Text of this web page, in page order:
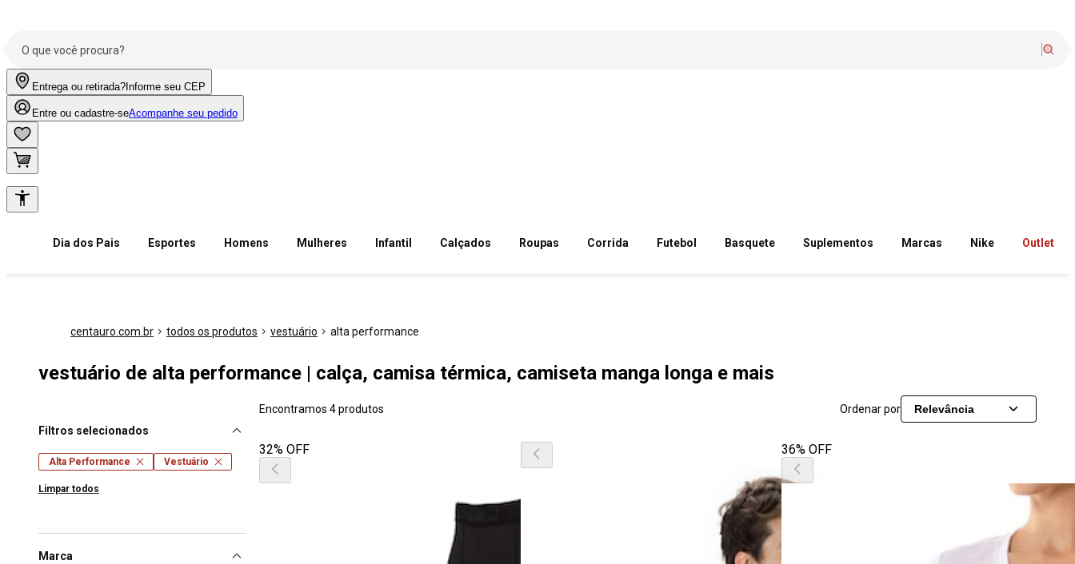
Entrega ou retirada? Informe seu CEP
Entre ou cadastre-seAcompanhe seu pedido
Dia dos Pais Esportes Homens Mulheres Infantil Calçados Roupas Corrida Futebol Basquete Suplementos Marcas Nike Outlet
centauro.com.br todos os produtos vestuário alta performance
vestuário de alta performance | calça, camisa térmica, camiseta manga longa e mais
Filtros selecionados
Alta Performance Vestuário
Limpar todos
Marca
Encontramos 4 produtos Ordenar por Relevância
32% OFF 36% OFF